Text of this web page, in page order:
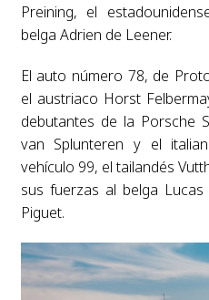
Preining, el
belga Adrien de Leener.
El auto número 78, de
el austriaco Horst
debutantes de la Porsche
van Splunteren y el
vehículo 99, el tailandés
sus fuerzas al belga
Piguet.